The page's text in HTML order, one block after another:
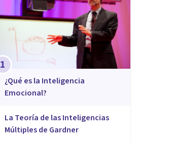
1
¿Qué es la Inteligencia
Emocional?
La Teoría de las Inteligencias
Múltiples de Gardner